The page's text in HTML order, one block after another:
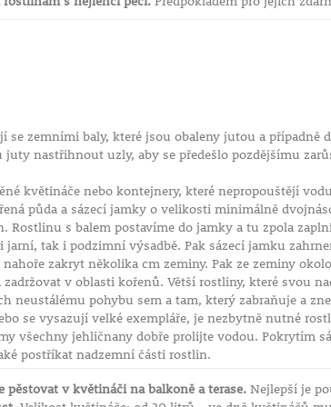
se zemními baly, které jsou obaleny jutou a případně
nastřihnout uzly, aby se předešlo pozdějšímu
květináče nebo kontejnery, které nepropouštějí
půda a sázecí jamky o velikosti minimálně
Rostlinu s balem postavíme do jamky a tu zpola
jarní, tak i podzimní výsadbě. Pak sázecí jamku
zakryt několika cm zeminy. Pak ze zeminy
v oblasti kořenů. Větší rostliny, které svou
neustálému pohybu sem a tam, který zabraňuje a
se vysazují velké exempláře, je nezbytně nutné
všechny jehličnany dobře prolijte vodou. Pokrytím
postříkat nadzemní části rostlin.
pěstovat v květináči na balkoně a terase.Nejlepší je